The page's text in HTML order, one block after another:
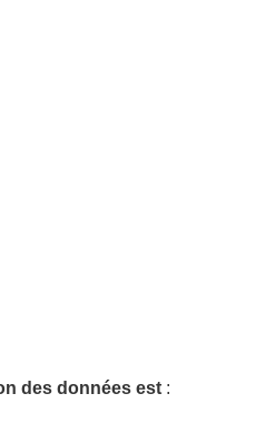
des données est :